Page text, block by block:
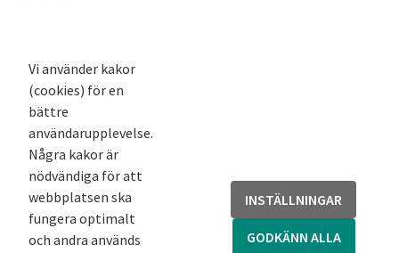
Nyhetsbrev
Andra webbplatser
Arkivsök
Fornsök
Fornreg
Bebyggelseregistret
Runor
Vi använder kakor
(cookies) för en
bättre
användarupplevelse.
Några kakor är
nödvändiga för att
webbplatsen ska
fungera optimalt
och andra används
INSTÄLLNINGAR
GODKÄNN ALLA